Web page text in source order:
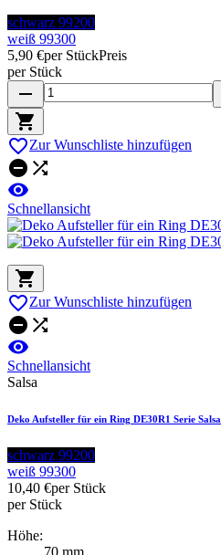
schwarz 99200
weiß 99300
5,90 €per StückPreis
per Stück
remove

Zur Wunschliste hinzufügen
 

Schnellansicht

Zur Wunschliste hinzufügen
 

Schnellansicht
Salsa
Deko Aufsteller für ein Ring DE30R1 Serie Salsa
schwarz 99200
weiß 99300
10,40 €per Stück
per Stück
Höhe:
70 mm